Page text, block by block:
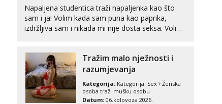
Razgovaram :)
Tel:064/677-677- Kod: #132
tel:0,93€ - mob:1,12€ min
Vanesa
Čekam tvoj poziv!
Tel: 064/677-677- Kod: #74
tel:0,93€ - mob:1,12€ min
Napaljena studentica traži napaljenka kao što
sam i ja! Volim kada sam puna kao paprika,
izdržljiva sam i nikada mi nije dosta seksa. Volim
ispod i nadji me tamo, cekam te!
Tražim malo nježnosti i
razumjevanja
Kategorija: Kategorija: Sex
Ženska
osoba traži mušku osobu
Datum: 06.kolovoza 2026.